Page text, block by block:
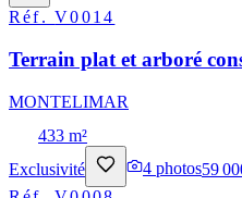
Réf.V0014
Terrain plat et arboré
MONTELIMAR
433 m²
Exclusivité
4 photos59